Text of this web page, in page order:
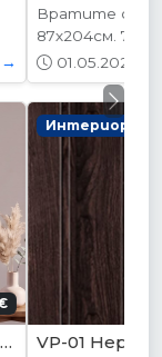
размери:
детайли →
(350лв.)
Next